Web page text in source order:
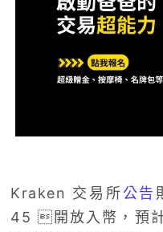
Kraken 交易所公告
45 開放入幣，預